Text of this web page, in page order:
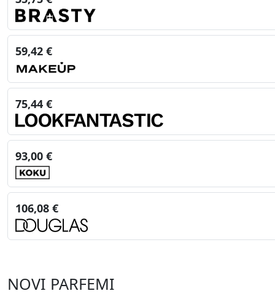
59,42 €
75,44 €
93,00 €
106,08 €
NOVI PARFEMI